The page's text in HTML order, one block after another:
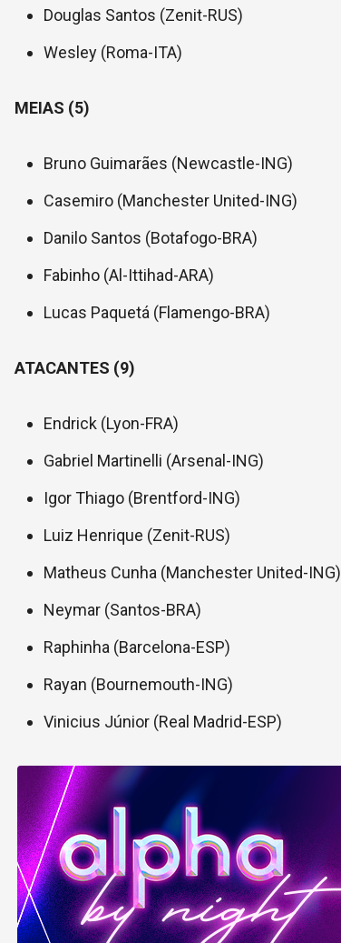
Douglas Santos (Zenit-RUS)
Wesley (Roma-ITA)
MEIAS (5)
Bruno Guimarães (Newcastle-ING)
Casemiro (Manchester United-ING)
Danilo Santos (Botafogo-BRA)
Fabinho (Al-Ittihad-ARA)
Lucas Paquetá (Flamengo-BRA)
ATACANTES (9)
Endrick (Lyon-FRA)
Gabriel Martinelli (Arsenal-ING)
Igor Thiago (Brentford-ING)
Luiz Henrique (Zenit-RUS)
Matheus Cunha (Manchester United-ING)
Neymar (Santos-BRA)
Raphinha (Barcelona-ESP)
Rayan (Bournemouth-ING)
Vinicius Júnior (Real Madrid-ESP)